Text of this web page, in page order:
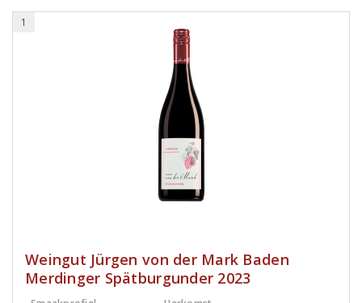
1
Weingut Jürgen von der Mark Baden
Merdinger Spätburgunder 2023